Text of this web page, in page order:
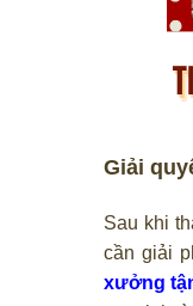
Giải
Sau khi
cần giải
xưởng